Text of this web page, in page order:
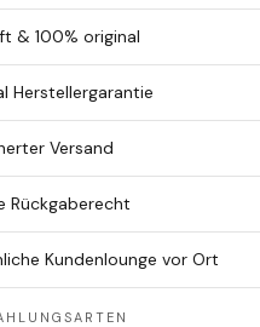
& 100% original
Herstellergarantie
Versand
Rückgaberecht
Kundenlounge vor Ort